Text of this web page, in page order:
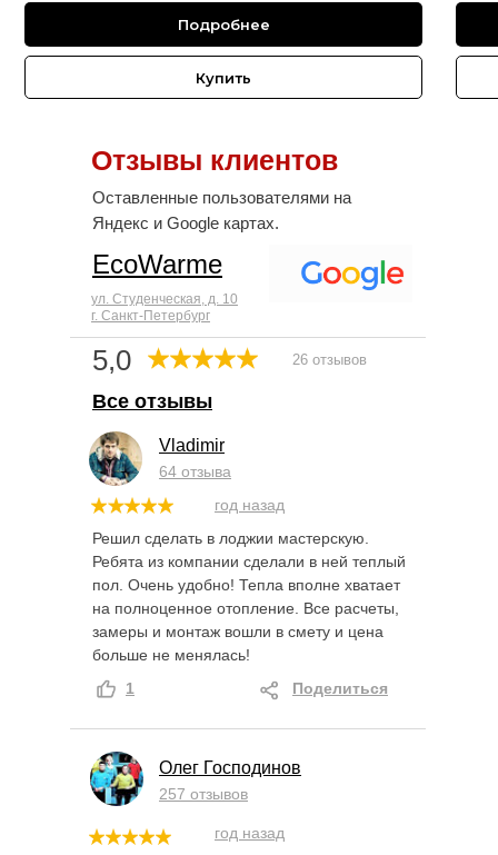
Подробнее
Купить
Отзывы клиентов
Оставленные пользователями на
Яндекс и Google картах.
5,0
ул. Студенческая, д. 10
г. Санкт-Петербург
EcoWarme
26 отзывов
Все отзывы
Vladimir
64 отзыва
год назад
Решил сделать в лоджии мастерскую.
Ребята из компании сделали в ней теплый
пол. Очень удобно! Тепла вполне хватает
на полноценное отопление. Все расчеты,
замеры и монтаж вошли в смету и цена
больше не менялась!
1
Поделиться
Олег Господинов
257 отзывов
год назад